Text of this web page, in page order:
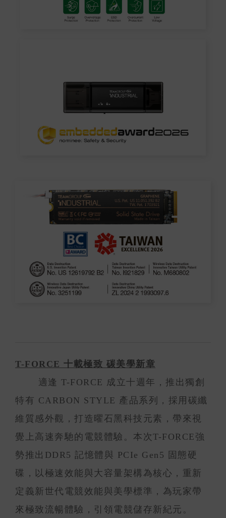
T-FORCE 十載極致 碳美學新章
適逢 T-FORCE 成立十週年，推出獨創
特有 CARBON STYLE 產品系列，採用碳纖
維質感外觀，打造曜石黑科技元素，帶來視
覺上高速奔馳的電競體驗。本次T-FORCE強
勢推出DDR5 記憶體與 PCIe Gen5 固態硬
碟，以極速效能與大容量架構為核心，重新
定義新世代電競效能與美學標準，為玩家帶
來極致流暢體驗，引領電競儲存新紀元。